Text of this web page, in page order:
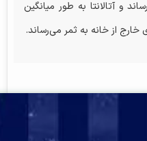
و آتالانتا به طور میانگین